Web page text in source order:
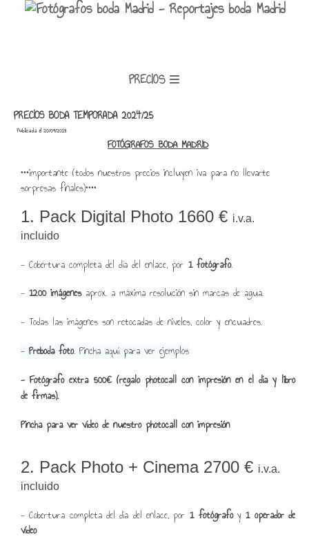
PRECIOS
PRECIOS BODA TEMPORADA 2024/25
Publicada el 20/09/2018
FOTÓGRAFOS BODA MADRID
***importante (todos nuestros precios incluyen iva para no llevarte
sorpresas finales)****
1. Pack Digital Photo 1660 € i.v.a.
incluido
- Cobertura completa del día del enlace, por 1 fotógrafo.
- 1200 imágenesaprox. a máxima resolución sin marcas de agua.
- Todas las imágenes son retocadas de niveles, color y encuadres.
- Preboda foto. Pincha aquí para ver ejemplos
- Fotógrafo extra 500€ (regalo photocall con impresión en el día y libro
de firmas).
Pincha para ver vídeo de nuestro photocall con impresión
2. Pack Photo + Cinema 2700 € i.v.a.
incluido
- Cobertura completa del día del enlace, por 1 fotógrafoy1 operador de
vídeo